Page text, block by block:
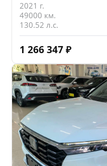
2021 г.
49000 км.
130.52 л.с.
1 266 347 ₽